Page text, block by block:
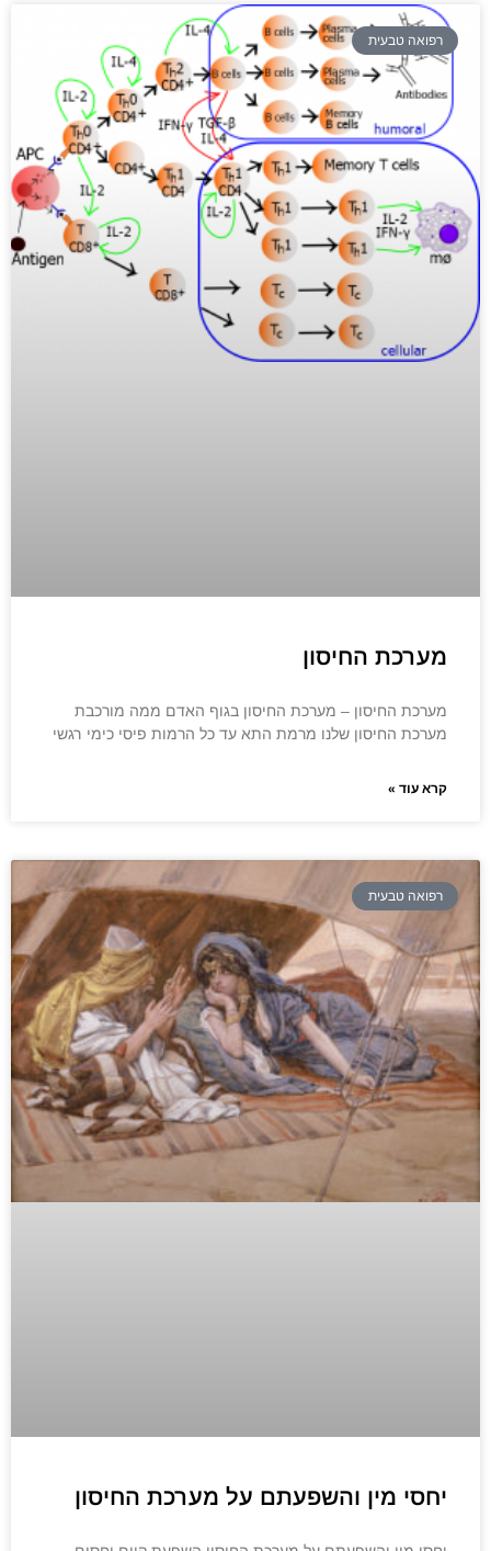
רפואה טבעית
מערכת החיסון
מערכת החיסון – מערכת החיסון בגוף האדם ממה מורכבת
מערכת החיסון שלנו מרמת התא עד כל הרמות פיסי כימי רגשי
קרא עוד »
רפואה טבעית
יחסי מין והשפעתם על מערכת החיסון